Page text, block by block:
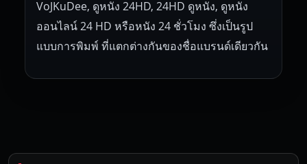
VoJKuDee, ดูหนัง 24HD, 24HD ดูหนัง, ดูหนัง
ออนไลน์ 24 HD หรือหนัง 24 ชั่วโมง ซึ่งเป็นรูป
แบบการพิมพ์ ที่แตกต่างกันของชื่อแบรนด์เดียวกัน